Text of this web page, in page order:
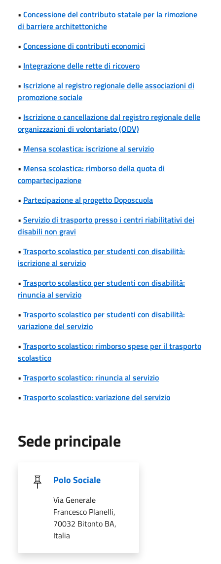
• Concessione del contributo statale per la rimozione
di barriere architettoniche
• Concessione di contributi economici
• Integrazione delle rette di ricovero
• Iscrizione al registro regionale delle associazioni di
promozione sociale
• Iscrizione o cancellazione dal registro regionale delle
organizzazioni di volontariato (ODV)
• Mensa scolastica: iscrizione al servizio
• Mensa scolastica: rimborso della quota di
compartecipazione
• Partecipazione al progetto Doposcuola
• Servizio di trasporto presso i centri riabilitativi dei
disabili non gravi
• Trasporto scolastico per studenti con disabilità:
iscrizione al servizio
• Trasporto scolastico per studenti con disabilità:
rinuncia al servizio
• Trasporto scolastico per studenti con disabilità:
variazione del servizio
• Trasporto scolastico: rimborso spese per il trasporto
scolastico
• Trasporto scolastico: rinuncia al servizio
• Trasporto scolastico: variazione del servizio
Sede principale
Polo Sociale
Via Generale
Francesco Planelli,
70032 Bitonto BA,
Italia